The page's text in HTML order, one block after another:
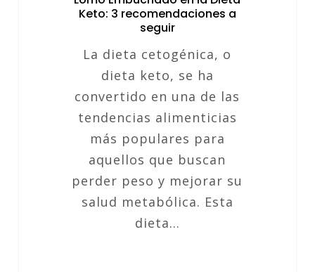
Keto: 3 recomendaciones a
seguir
La dieta cetogénica, o
dieta keto, se ha
convertido en una de las
tendencias alimenticias
más populares para
aquellos que buscan
perder peso y mejorar su
salud metabólica. Esta
dieta…